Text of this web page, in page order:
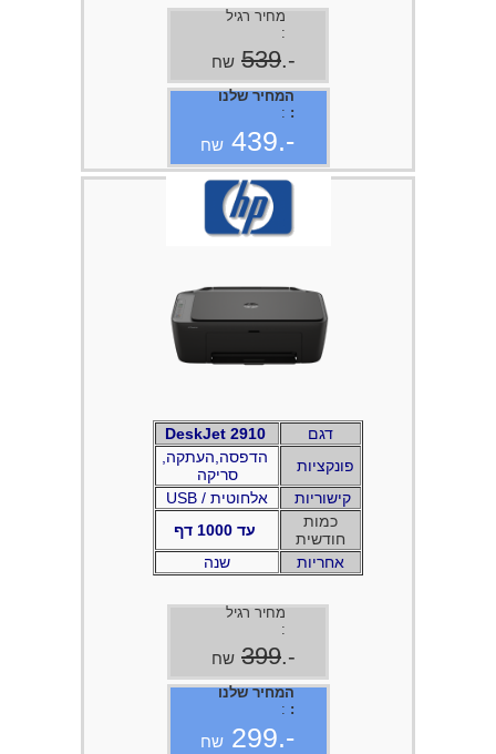
המחיר שלנו
:
:
-.439 שח
מחיר רגיל
:
-.
539 שח
המחיר שלנו
:
:
-.299 שח
מחיר רגיל
:
-.
399 שח
דגם
DeskJet 2910
פונקציות
סריקה
קישוריות
USB / אלחוטית
כמות
חודשית
עד 1000 דף
אחריות
שנה